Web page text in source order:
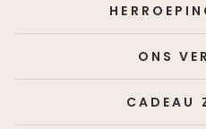
ONS
CADEAU